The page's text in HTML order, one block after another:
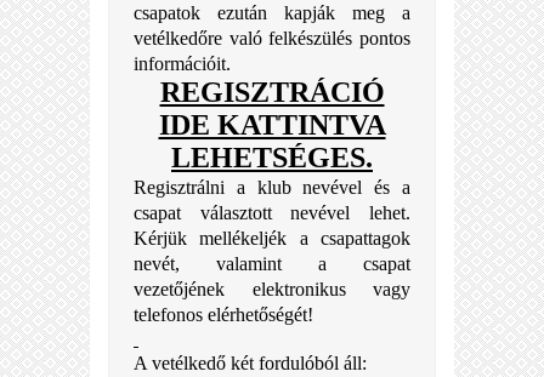
csapatok ezután kapják meg a
vetélkedőre való felkészülés pontos
információit.
REGISZTRÁCIÓ
IDE KATTINTVA
LEHETSÉGES.
Regisztrálni a klub nevével és a
csapat választott nevével lehet.
Kérjük mellékeljék a csapattagok
nevét, valamint a csapat
vezetőjének elektronikus vagy
telefonos elérhetőségét!
A vetélkedő két fordulóból áll: